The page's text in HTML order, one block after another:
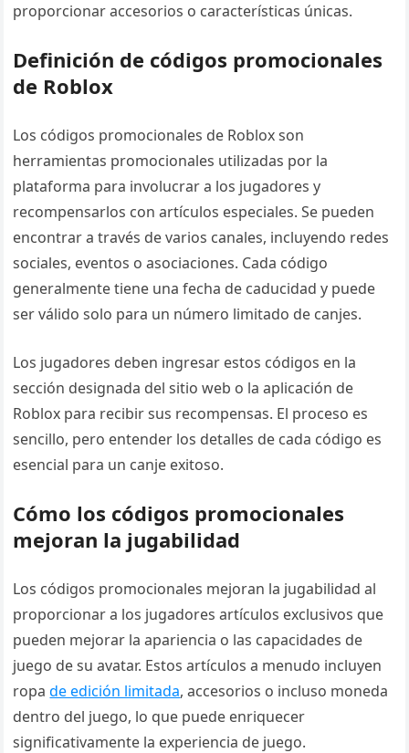
proporcionar accesorios o características únicas.
Definición de códigos promocionales
de Roblox
Los códigos promocionales de Roblox son
herramientas promocionales utilizadas por la
plataforma para involucrar a los jugadores y
recompensarlos con artículos especiales. Se pueden
encontrar a través de varios canales, incluyendo redes
sociales, eventos o asociaciones. Cada código
generalmente tiene una fecha de caducidad y puede
ser válido solo para un número limitado de canjes.
Los jugadores deben ingresar estos códigos en la
sección designada del sitio web o la aplicación de
Roblox para recibir sus recompensas. El proceso es
sencillo, pero entender los detalles de cada código es
esencial para un canje exitoso.
Cómo los códigos promocionales
mejoran la jugabilidad
Los códigos promocionales mejoran la jugabilidad al
proporcionar a los jugadores artículos exclusivos que
pueden mejorar la apariencia o las capacidades de
juego de su avatar. Estos artículos a menudo incluyen
ropade edición limitada, accesorios o incluso moneda
dentro del juego, lo que puede enriquecer
significativamente la experiencia de juego.